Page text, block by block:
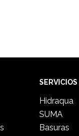
SERVICIOS
Hidraqua
SUMA
Basuras